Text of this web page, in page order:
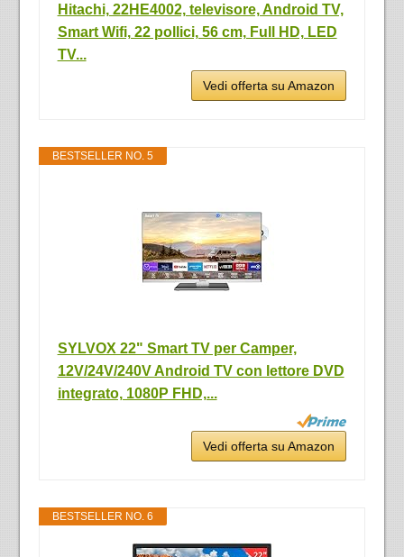
Hitachi, 22HE4002, televisore, Android TV,
Smart Wifi, 22 pollici, 56 cm, Full HD, LED
TV...
Vedi offerta su Amazon
BESTSELLER NO. 5
SYLVOX 22" Smart TV per Camper,
12V/24V/240V Android TV con lettore DVD
integrato, 1080P FHD,...
Vedi offerta su Amazon
BESTSELLER NO. 6